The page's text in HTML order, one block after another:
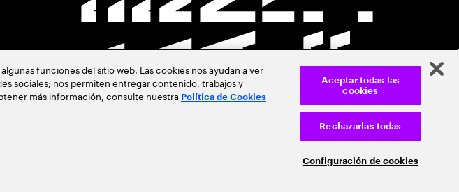
funciones del sitio web. Las cookies nos ayudan a ver
sociales; nos permiten entregar contenido, trabajos y
más información, consulte nuestra Política de Cookies
Configuración de cookies
Rechazarlas todas
Aceptar todas las
cookies